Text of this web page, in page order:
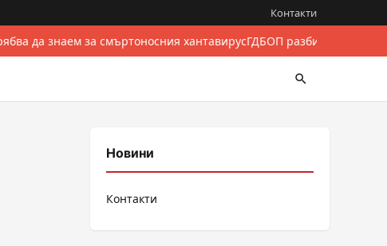
Контакти
да знаем за смъртоносния хантавирусГДБОП разби
Новини
Контакти